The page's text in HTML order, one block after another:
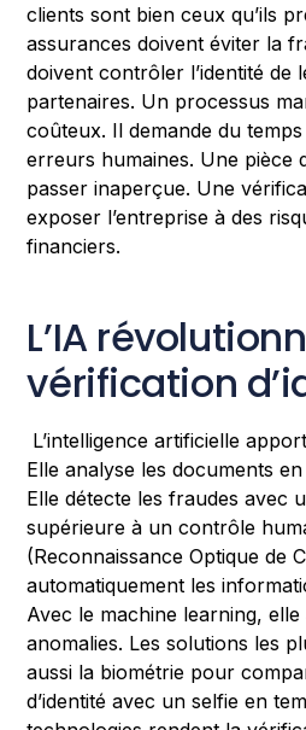
clients sont bien ceux qu’ils
assurances doivent éviter la
doivent contrôler l’identité de
partenaires. Un processus
coûteux. Il demande du
erreurs humaines. Une pièce
passer inaperçue. Une
exposer l’entreprise à des
financiers.
L’IA
vérification
L’intelligence artificielle
Elle analyse les documents
Elle détecte les fraudes avec
supérieure à un contrôle
(Reconnaissance Optique de
automatiquement les
Avec le machine learning,
anomalies. Les solutions les
aussi la biométrie pour
d’identité avec un selfie en